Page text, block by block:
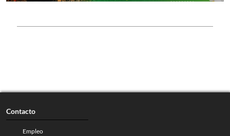
Contacto
Empleo